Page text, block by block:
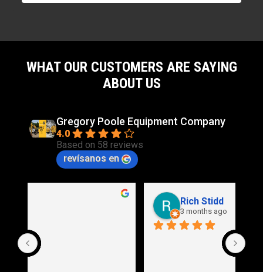
WHAT OUR CUSTOMERS ARE SAYING
ABOUT US
Gregory Poole Equipment Company
4.0
Based on 58 reviews
revísanos en